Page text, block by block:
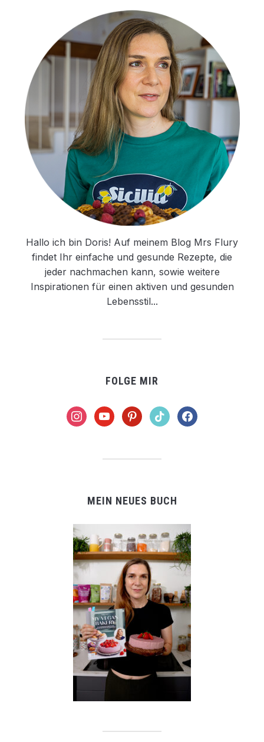
Hallo ich bin Doris! Auf meinem Blog Mrs Flury
findet Ihr einfache und gesunde Rezepte, die
jeder nachmachen kann, sowie weitere
Inspirationen für einen aktiven und gesunden
Lebensstil...
FOLGE MIR
instagramyoutubepinteresttiktok facebook
MEIN NEUES BUCH